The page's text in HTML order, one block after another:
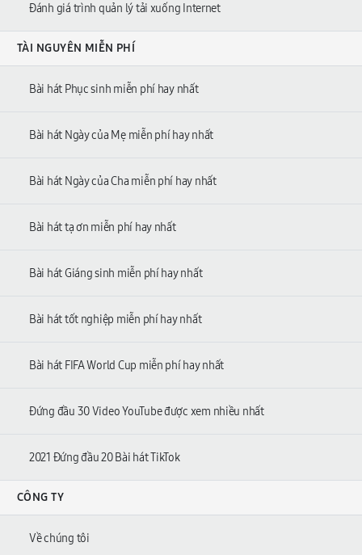
Đánh giá trình quản lý tải xuống Internet
TÀI NGUYÊN MIỄN PHÍ
Bài hát Phục sinh miễn phí hay nhất
Bài hát Ngày của Mẹ miễn phí hay nhất
Bài hát Ngày của Cha miễn phí hay nhất
Bài hát tạ ơn miễn phí hay nhất
Bài hát Giáng sinh miễn phí hay nhất
Bài hát tốt nghiệp miễn phí hay nhất
Bài hát FIFA World Cup miễn phí hay nhất
Đứng đầu 30 Video YouTube được xem nhiều nhất
2021 Đứng đầu 20 Bài hát TikTok
CÔNG TY
Về chúng tôi